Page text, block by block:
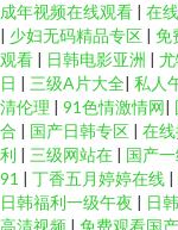
成年视频在线观看 | 在
| 少妇无码精品专区 | 免
观看 | 日韩电影亚洲 |
日 | 三级A片大全| 私人
清伦理 | 91色情激情网|
合 | 国产日韩专区 | 在
利 | 三级网站在 | 国产
91 | 丁香五月婷婷在线 |
日韩福利一级午夜 | 日
高清视频 | 免费观看国